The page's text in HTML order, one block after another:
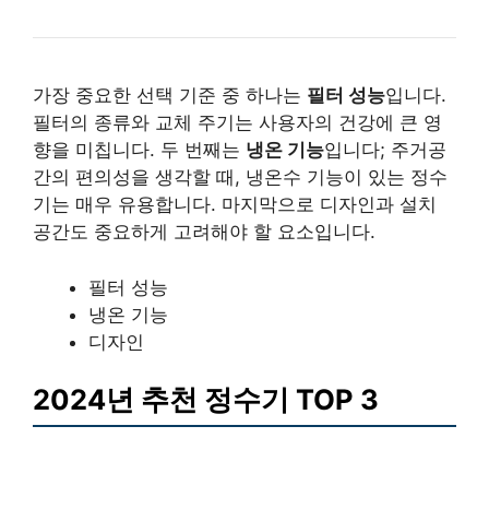
가장 중요한 선택 기준 중 하나는 필터 성능입니다.
필터의 종류와 교체 주기는 사용자의 건강에 큰 영
향을 미칩니다. 두 번째는 냉온 기능입니다; 주거공
간의 편의성을 생각할 때, 냉온수 기능이 있는 정수
기는 매우 유용합니다. 마지막으로 디자인과 설치
공간도 중요하게 고려해야 할 요소입니다.
필터 성능
냉온 기능
디자인
2024년 추천 정수기 TOP 3